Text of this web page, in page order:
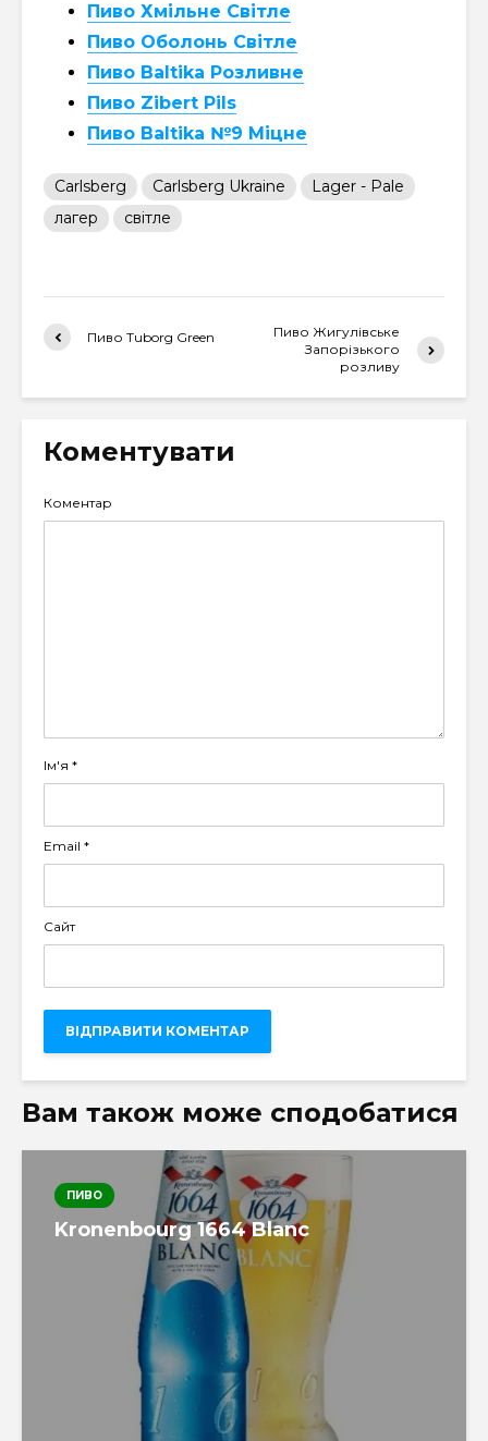
Пиво Хмільне Світле
Пиво Оболонь Світле
Пиво Baltika Розливне
Пиво Zibert Pils
Пиво Baltika №9 Міцне
Carlsberg Carlsberg Ukraine
Lager - Pale
лагер
світле
Пиво Tuborg Green
Пиво Жигулівське
Запорізького
розливу
Коментувати
Коментар
Ім'я *
Email *
Сайт
Вам також може сподобатися
ПИВО
Kronenbourg 1664 Blanc